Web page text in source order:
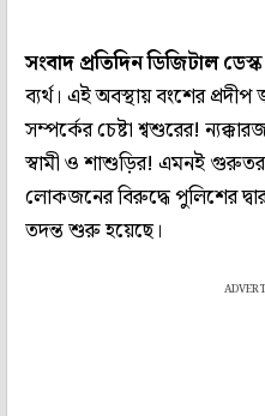
সংবাদ প্রতিদিন ডিজিটাল
ব্যর্থ। এই অবস্থায় বংশের
সম্পর্কের চেষ্টা শ্বশুরের!
স্বামী ও শাশুড়ির! এমনই
লোকজনের বিরুদ্ধে পুলিশের
তদন্ত শুরু হয়েছে।